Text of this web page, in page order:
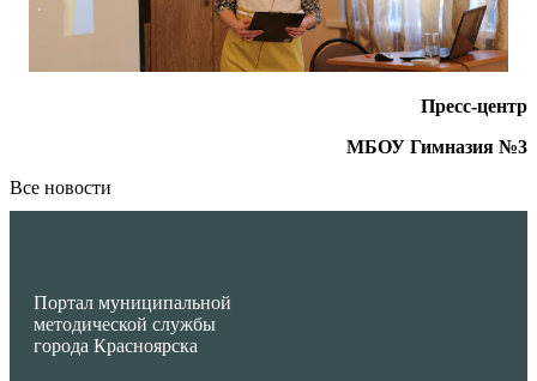
Пресс-центр
МБОУ Гимназия №3
Все новости
Портал муниципальной
методической службы
города Красноярска